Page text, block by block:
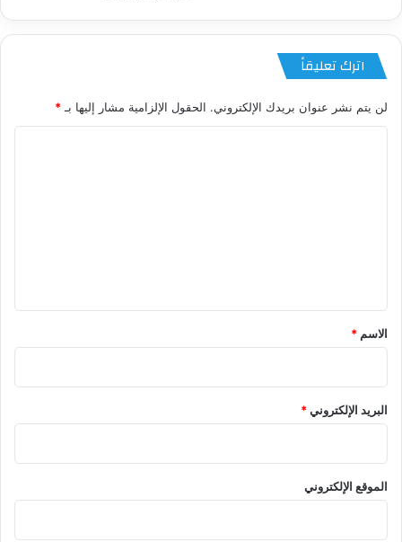
اترك تعليقاً
لن يتم نشر عنوان بريدك الإلكتروني. الحقول الإلزامية مشار إليها بـ *
*
الاسم *
البريد الإلكتروني*
الموقع الإلكتروني